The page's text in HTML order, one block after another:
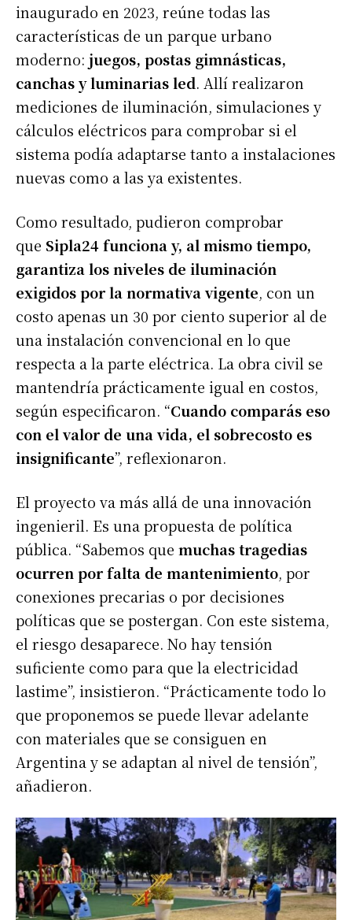
inaugurado en 2023, reúne todas las
características de un parque urbano
moderno: juegos, postas gimnásticas,
canchas y luminarias led. Allí realizaron
mediciones de iluminación, simulaciones y
cálculos eléctricos para comprobar si el
sistema podía adaptarse tanto a instalaciones
nuevas como a las ya existentes.
Como resultado, pudieron comprobar
que Sipla24 funciona y, al mismo tiempo,
garantiza los niveles de iluminación
exigidos por la normativa vigente, con un
costo apenas un 30 por ciento superior al de
una instalación convencional en lo que
respecta a la parte eléctrica. La obra civil se
mantendría prácticamente igual en costos,
según especificaron. “Cuando comparás eso
con el valor de una vida, el sobrecosto es
insignificante”, reflexionaron.
El proyecto va más allá de una innovación
ingenieril. Es una propuesta de política
pública. “Sabemos que muchas tragedias
ocurren por falta de mantenimiento, por
conexiones precarias o por decisiones
políticas que se postergan. Con este sistema,
el riesgo desaparece. No hay tensión
suficiente como para que la electricidad
lastime”, insistieron. “Prácticamente todo lo
que proponemos se puede llevar adelante
con materiales que se consiguen en
Argentina y se adaptan al nivel de tensión”,
añadieron.